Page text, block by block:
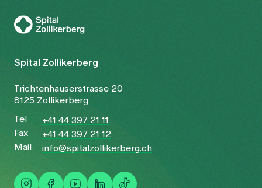
Spital Zollikerberg
Trichtenhauserstrasse 20
8125 Zollikerberg
Tel
+41 44 397 21 11
Fax
+41 44 397 21 12
Mail
info@spitalzollikerberg.ch